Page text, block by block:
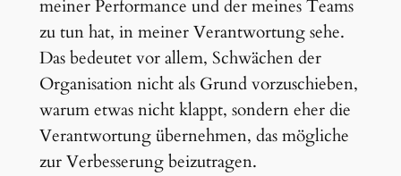
meiner Performance und der meines Teams
zu tun hat, in meiner Verantwortung sehe.
Das bedeutet vor allem, Schwächen der
Organisation nicht als Grund vorzuschieben,
warum etwas nicht klappt, sondern eher die
Verantwortung übernehmen, das mögliche
zur Verbesserung beizutragen.